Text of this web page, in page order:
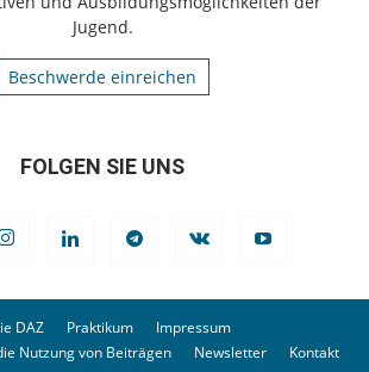
Jugend.
Beschwerde einreichen
FOLGEN SIE UNS
DAZ Praktikum
Impressum
Nutzung von Beiträgen
Newsletter Kontakt